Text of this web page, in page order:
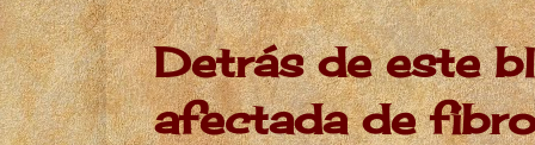
Detrás de este
afectada de